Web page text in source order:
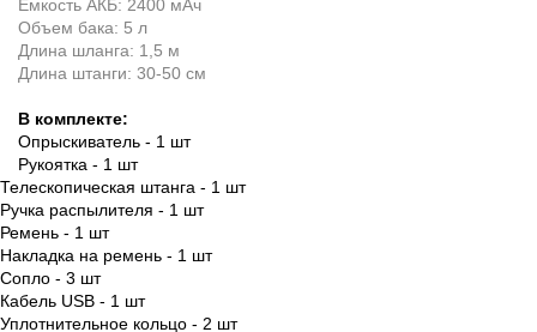
Емкость АКБ: 2400 мАч
Объем бака: 5 л
Длина шланга: 1,5 м
Длина штанги: 30-50 см
В комплекте:
Опрыскиватель - 1 шт
Рукоятка - 1 шт
Телескопическая штанга - 1 шт
Ручка распылителя - 1 шт
Ремень - 1 шт
Накладка на ремень - 1 шт
Сопло - 3 шт
Кабель USB - 1 шт
Уплотнительное кольцо - 2 шт